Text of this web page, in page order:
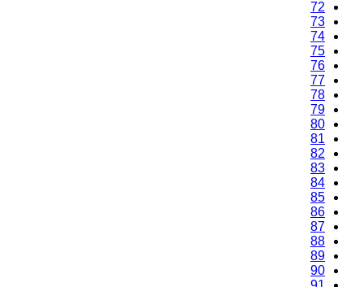
72
73
74
75
76
77
78
79
80
81
82
83
84
85
86
87
88
89
90